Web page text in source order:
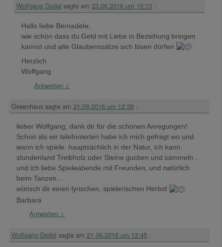
Wolfgang Dodel sagte am 23.06.2016 um 15:13 :
Hallo liebe Bernadete,
wie schön dass du Geld mit Liebe in Beziehung bringen
kannst und alte Glaubenssätze sich lösen dürfen
Herzlich
Wolfgang
Antworten ↓
Gesenhaus sagte am 21.09.2016 um 12:39 :
lieber Wolfgang, dank dir für die schönen Anregungen!
Schon als wir telefonierten habe ich mich gefragt wo und
wann ich spiele: hauptsächlich in der Natur, ich kann
stundenland Treibholz oder Steine gucken und sammeln…
und ich liebe Spieleabende mit Freunden, und natürlich
beim Tanzen…
wünsch dir einen lyrischen, spielerischen Herbst
Barbara
Antworten ↓
Wolfgang Dodel sagte am 21.09.2016 um 12:45 :